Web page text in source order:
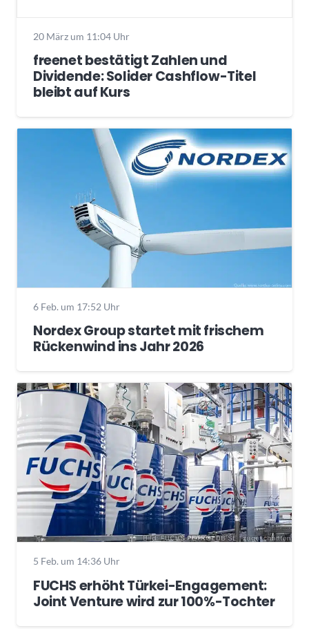
20 März um 11:04 Uhr
freenet bestätigt Zahlen und
Dividende: Solider Cashflow-Titel
bleibt auf Kurs
6 Feb. um 17:52 Uhr
Nordex Group startet mit frischem
Rückenwind ins Jahr 2026
5 Feb. um 14:36 Uhr
FUCHS erhöht Türkei-Engagement:
Joint Venture wird zur 100%-Tochter